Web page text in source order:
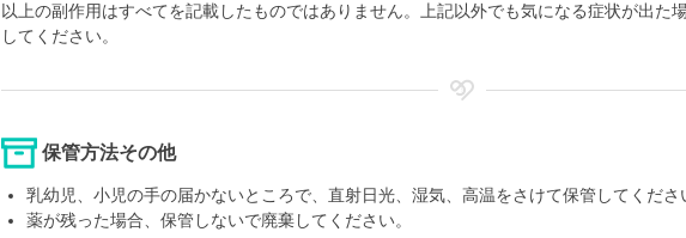
以上の副作用はすべてを記載したものではありません。上記以外でも気になる症状が出た
してください。
保管方法その他
乳幼児、小児の手の届かないところで、直射日光、湿気、高温をさけて保管してくださ
薬が残った場合、保管しないで廃棄してください。